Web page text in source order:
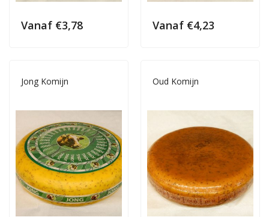
Vanaf €3,78 Vanaf €4,23
Jong Komijn Oud Komijn